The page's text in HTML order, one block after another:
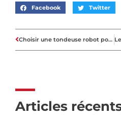
Facebook Twitter
Choisir une tondeuse robot pour un petit jardin
Articles